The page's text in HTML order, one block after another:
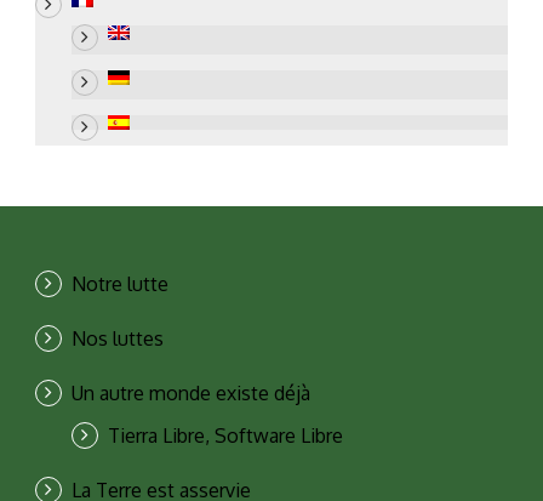
Notre lutte
Nos luttes
Un autre monde existe déjà
Tierra Libre, Software Libre
La Terre est asservie